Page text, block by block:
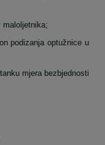
podizanja optužnice u
mjera bezbjednosti